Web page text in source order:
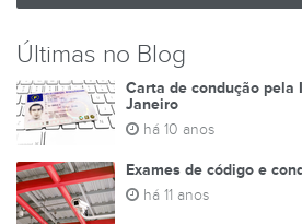
Últimas no Blog
Carta de condução
Janeiro
há 10 anos
Exames de código e
há 11 anos